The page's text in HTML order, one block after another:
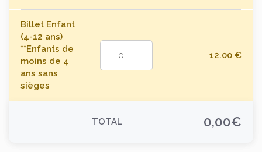
Billet Enfant
(4-12 ans)
**Enfants de
moins de 4
ans sans
sièges
12.00 €
TOTAL 0,00€